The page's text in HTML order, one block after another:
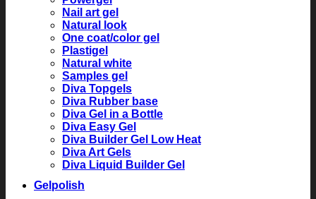
Nail art gel
Natural look
One coat/color gel
Plastigel
Natural white
Samples gel
Diva Topgels
Diva Rubber base
Diva Gel in a Bottle
Diva Easy Gel
Diva Builder Gel Low Heat
Diva Art Gels
Diva Liquid Builder Gel
Gelpolish